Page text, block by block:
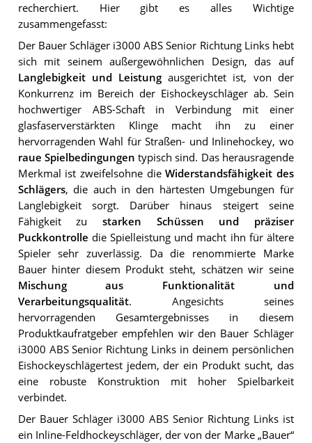
recherchiert. Hier gibt es alles Wichtige
zusammengefasst:
Der Bauer Schläger i3000 ABS Senior Richtung Links hebt
sich mit seinem außergewöhnlichen Design, das auf
Langlebigkeit und Leistung ausgerichtet ist, von der
Konkurrenz im Bereich der Eishockeyschläger ab. Sein
hochwertiger ABS-Schaft in Verbindung mit einer
glasfaserverstärkten Klinge macht ihn zu einer
hervorragenden Wahl für Straßen- und Inlinehockey, wo
raue Spielbedingungen typisch sind. Das herausragende
Merkmal ist zweifelsohne dieWiderstandsfähigkeit des
Schlägers, die auch in den härtesten Umgebungen für
Langlebigkeit sorgt. Darüber hinaus steigert seine
Fähigkeit zu starken Schüssen und präziser
Puckkontrolle die Spielleistung und macht ihn für ältere
Spieler sehr zuverlässig. Da die renommierte Marke
Bauer hinter diesem Produkt steht, schätzen wir seine
Mischung aus Funktionalität und
Verarbeitungsqualität. Angesichts seines
hervorragenden Gesamtergebnisses in diesem
Produktkaufratgeber empfehlen wir den Bauer Schläger
i3000 ABS Senior Richtung Links in deinem persönlichen
Eishockeyschlägertest jedem, der ein Produkt sucht, das
eine robuste Konstruktion mit hoher Spielbarkeit
verbindet.
Der Bauer Schläger i3000 ABS Senior Richtung Links ist
ein Inline-Feldhockeyschläger, der von der Marke „Bauer“